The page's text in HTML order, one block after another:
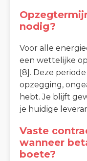
nodig?
Voor alle
een wettelijke
[8]. Deze
opzegging,
hebt. Je blijft
je huidige
Vaste
wanneer
boete?